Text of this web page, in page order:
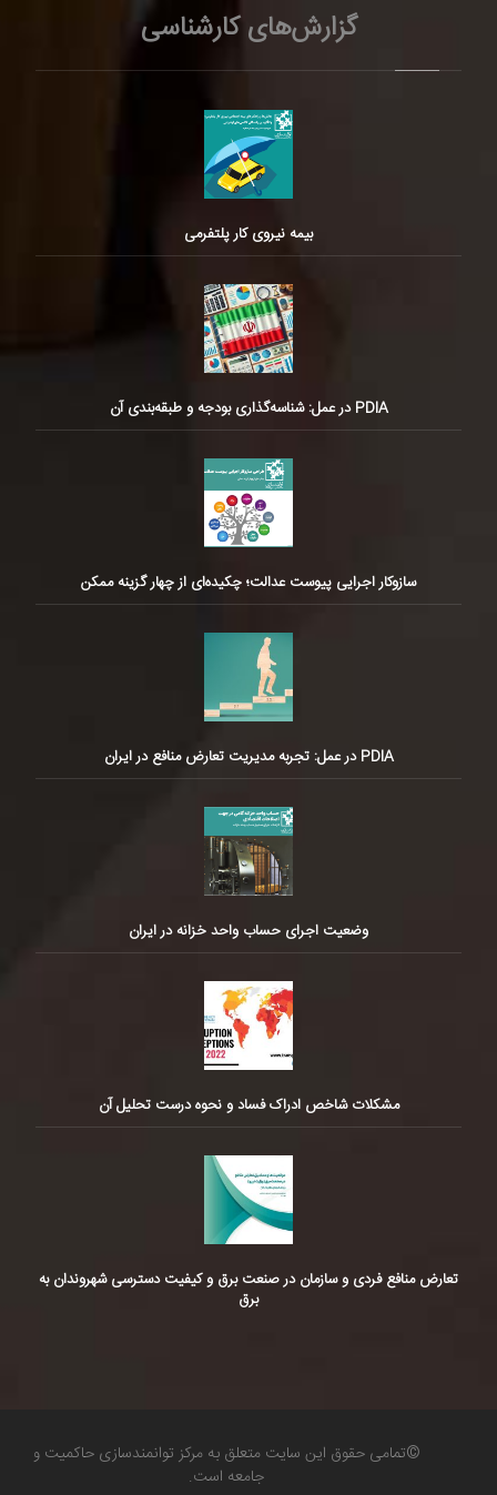
گزارش‌های کارشناسی
بیمه نیروی کار پلتفرمی
PDIA در عمل: شناسه‌گذاری بودجه و طبقه‌بندی آن
سازوکار اجرایی پیوست عدالت؛ چکیده‌ای از چهار گزینه ممکن
PDIA در عمل: تجربه مدیریت تعارض منافع در ایران
وضعیت اجرای حساب واحد خزانه در ایران
مشکلات شاخص ادراک فساد و نحوه درست تحلیل آن
تعارض منافع فردی و سازمان در صنعت برق و کیفیت دسترسی شهروندان به
برق
©تمامی حقوق این سایت متعلق به مرکز توانمندسازی حاکمیت و
جامعه است.